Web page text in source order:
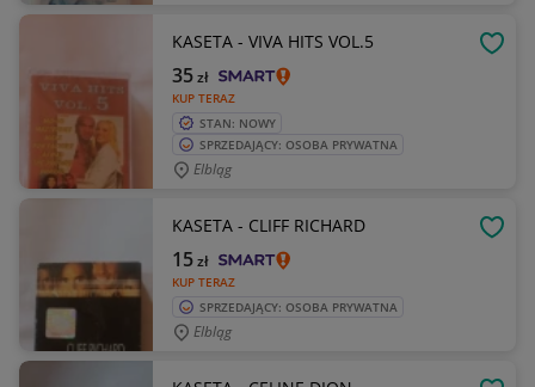
KASETA - VIVA HITS VOL.5
KUP TERAZ
35zł
STAN: NOWY
SPRZEDAJĄCY: OSOBA PRYWATNA
Elbląg
KASETA - CLIFF RICHARD
KUP TERAZ
15zł
SPRZEDAJĄCY: OSOBA PRYWATNA
Elbląg